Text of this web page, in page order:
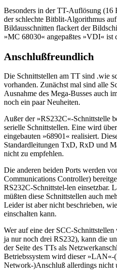
Besonders in der TT-Auflösung (16
der schlechte Bitblit-Algorithmus
Bildausschnitten flackert der
»MC 68030« angepaßtes »VDI« ist
Anschlußfreundlich
Die Schnittstellen am TT sind .wie
vorhanden. Zunächst mal sind alle
Ausnahme des Mega-Busses auch
noch ein paar Neuheiten.
Außer der »RS232C«-Schnittstelle
serielle Schnittstellen. Eine wird
eingebauten »68901« realisiert.
Standardleitungen TxD, RxD und
nicht zu empfehlen.
Die anderen beiden Ports werden
Communications Controller)
RS232C-Schnittstel-len einsetzbar.
müßten diese Schnittstellen auch
Leider ist aber nicht beschrieben,
einschalten kann.
Wer auf eine der SCC-
ja nur noch drei RS232), kann die
der Seite des TTs als
Betriebssystem wird dieser »LAN«-
Network-)Anschluß allerdings nicht